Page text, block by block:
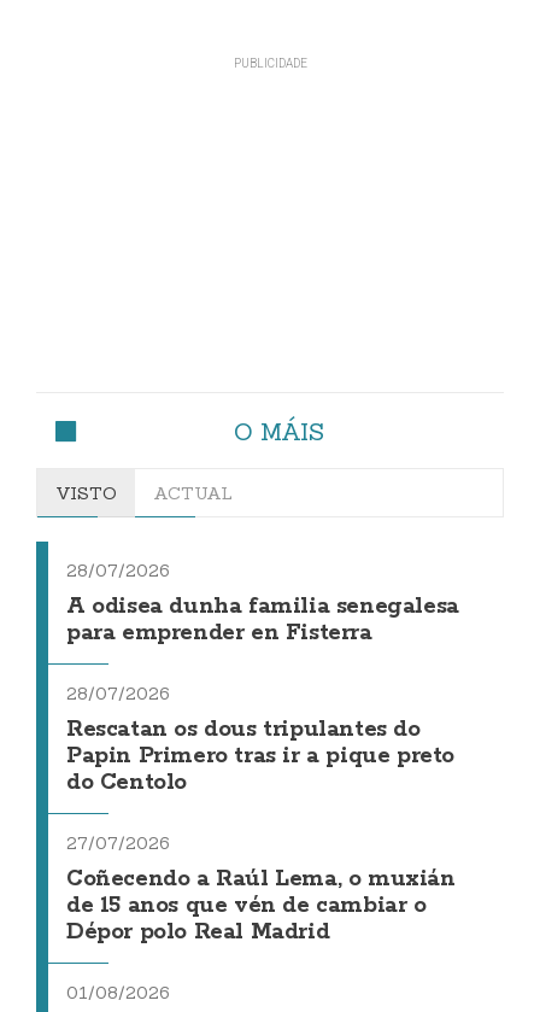
O MÁIS
VISTO ACTUAL
28/07/2026
A odisea dunha familia senegalesa
para emprender en Fisterra
28/07/2026
Rescatan os dous tripulantes do
Papin Primero tras ir a pique preto
do Centolo
27/07/2026
Coñecendo a Raúl Lema, o muxián
de 15 anos que vén de cambiar o
Dépor polo Real Madrid
01/08/2026